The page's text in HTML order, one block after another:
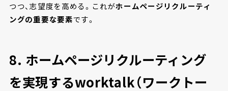
つつ、志望度を高める。これがホームページリクルーティ
ングの重要な要素です。
8. ホームページリクルーティング
を実現するworktalk（ワークトー